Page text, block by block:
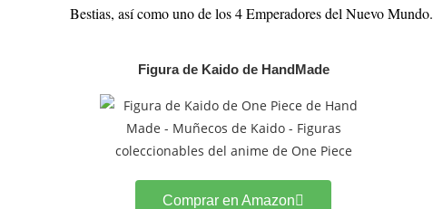
Bestias, así como uno de los 4 Emperadores del Nuevo Mundo.
Figura de Kaido de HandMade
Comprar en Amazon